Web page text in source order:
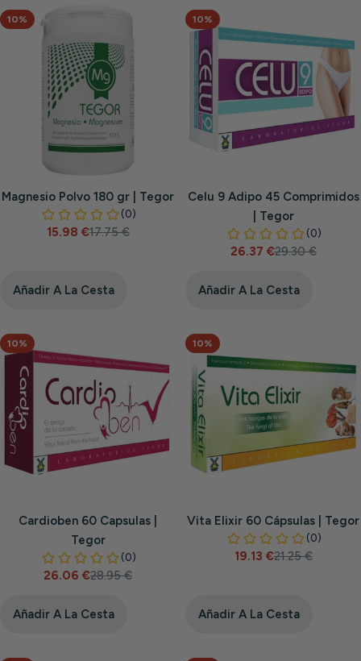
10%
Magnesio Polvo 180 gr | Tegor
Precio
15.98 €Precio
17.75 €
Añadir A La Cesta
10%
Celu 9 Adipo 45 Comprimidos
| Tegor
Precio
venta
26.37 €Precio
29.30 €
Añadir A La Cesta
10%
Cardioben 60 Capsulas |
Tegor
Precio
venta
26.06 €Precio
28.95 €
Añadir A La Cesta
10%
Vita Elixir 60 Cápsulas | Tegor
Precio
19.13 €Precio
21.25 €
Añadir A La Cesta